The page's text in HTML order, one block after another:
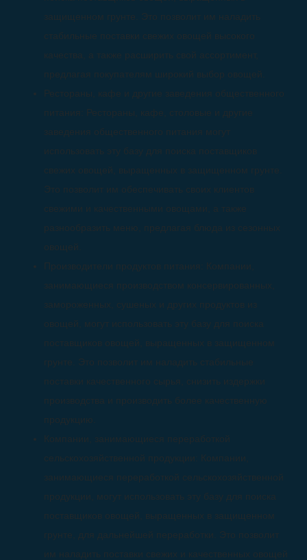
защищенном грунте. Это позволит им наладить
стабильные поставки свежих овощей высокого
качества, а также расширить свой ассортимент,
предлагая покупателям широкий выбор овощей.
Рестораны, кафе и другие заведения общественного
питания: Рестораны, кафе, столовые и другие
заведения общественного питания могут
использовать эту базу для поиска поставщиков
свежих овощей, выращенных в защищенном грунте.
Это позволит им обеспечивать своих клиентов
свежими и качественными овощами, а также
разнообразить меню, предлагая блюда из сезонных
овощей.
Производители продуктов питания: Компании,
занимающиеся производством консервированных,
замороженных, сушеных и других продуктов из
овощей, могут использовать эту базу для поиска
поставщиков овощей, выращенных в защищенном
грунте. Это позволит им наладить стабильные
поставки качественного сырья, снизить издержки
производства и производить более качественную
продукцию.
Компании, занимающиеся переработкой
сельскохозяйственной продукции: Компании,
занимающиеся переработкой сельскохозяйственной
продукции, могут использовать эту базу для поиска
поставщиков овощей, выращенных в защищенном
грунте, для дальнейшей переработки. Это позволит
им наладить поставки свежих и качественных овощей